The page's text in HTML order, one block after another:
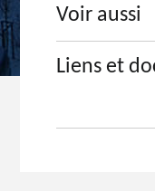
Voir aussi
Liens et